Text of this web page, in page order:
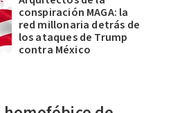
conspiración MAGA: la
red millonaria detrás de
los ataques de Trump
contra México